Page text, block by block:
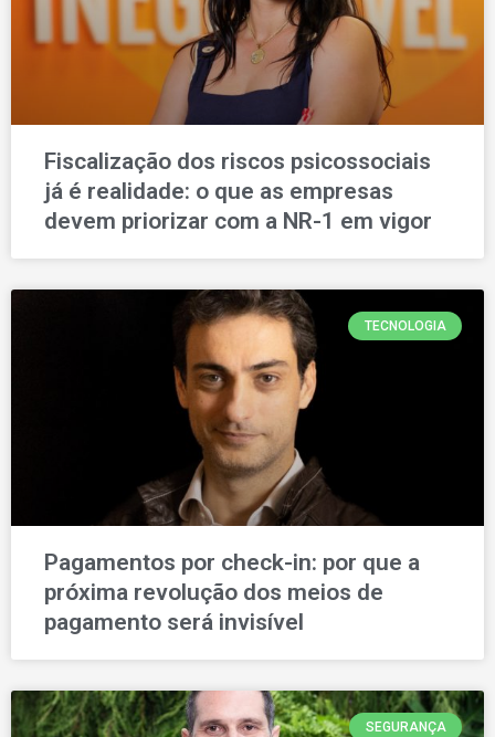
Fiscalização dos riscos psicossociais
já é realidade: o que as empresas
devem priorizar com a NR-1 em vigor
TECNOLOGIA
Pagamentos por check-in: por que a
próxima revolução dos meios de
pagamento será invisível
SEGURANÇA